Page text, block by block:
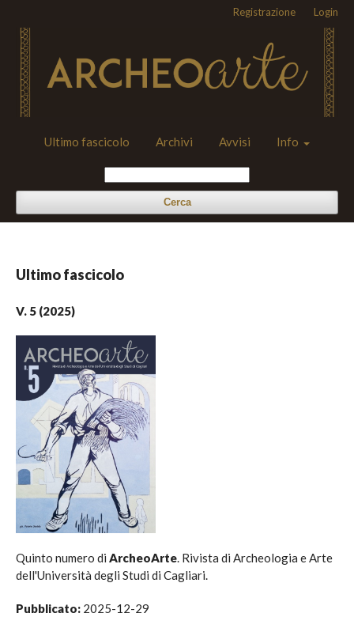
Ultimo fascicolo Archivi Avvisi Info
Cerca
Registrazione Login
Ultimo fascicolo
V. 5 (2025)
Quinto numero di ArcheoArte. Rivista di Archeologia e Arte
dell'Università degli Studi di Cagliari.
Pubblicato: 2025-12-29